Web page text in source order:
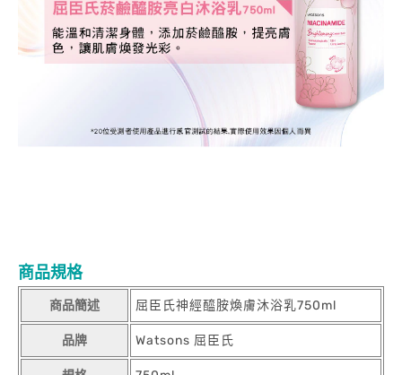
商品規格
商品簡述 屈臣氏神經醯胺煥膚沐浴乳750ml
品牌 Watsons 屈臣氏